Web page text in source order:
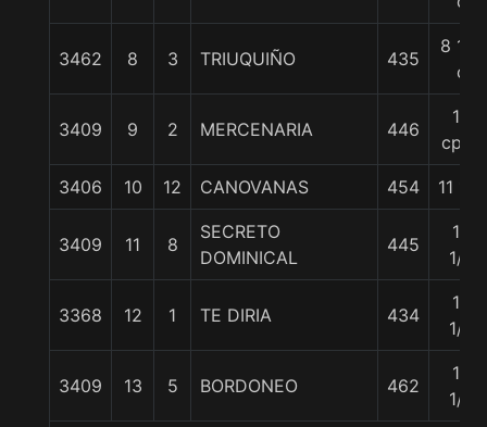
3462 8 3 TRIUQUIÑO 435
8 1/4
c
3409 9 2 MERCENARIA 446
10
cpos
3406 10 12 CANOVANAS 454 11 1/2
3409 11 8
SECRETO
DOMINICAL
445
12
1/2
3368 12 1 TE DIRIA 434
13
1/4
3409 13 5 BORDONEO 462
14
1/4